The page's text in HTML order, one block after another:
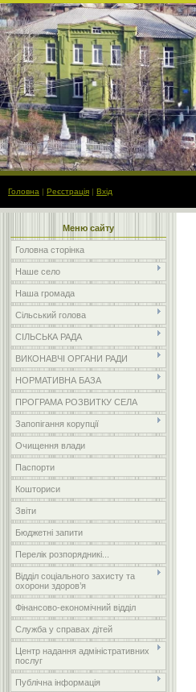
Головна | Реєстрація | Вхід
Меню сайту
Головна сторінка
Наше село
Наша громада
Сільський голова
СІЛЬСЬКА РАДА
ВИКОНАВЧІ ОРГАНИ РАДИ
НОРМАТИВНА БАЗА
ПРОГРАМА РОЗВИТКУ СЕЛА
Запопігання корупції
Очищення влади
Паспорти
Кошториси
Звіти
Бюджетні запити
Перелік розпорядникі...
Відділ соціального захисту та
охорони здоров’я
Фінансово-економічний відділ
Служба у справах дітей
Центр надання адміністративних
послуг
Публічна інформація